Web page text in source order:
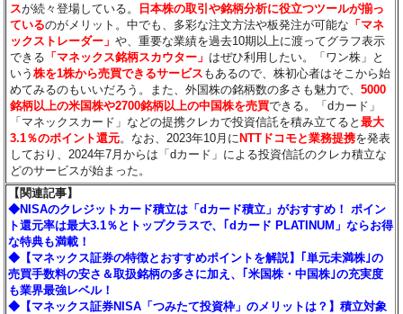
スが続々登場している。
日本株の取引や銘柄分析に役立つツールが揃っ
ているのがメリット。中でも、多彩な注文方法や板発注が可能な 「マネ
ックストレーダー」や、重要な業績を過去10期以上に渡ってグラフ表示
できる 「マネックス銘柄スカウター」 はぜひ利用したい。「ワン株」と
いう株を1株から売買できるサービス もあるので、株初心者はそこから始
めてみるのもいいだろう。また、外国株の銘柄数の多さも魅力で、5000
銘柄以上の米国株や2700銘柄以上の中国株を売買できる。「dカード」
「マネックスカード」などの提携クレカで投資信託を積み立てると最大
3.1％のポイント還元。なお、2023年10月に NTTドコモと業務提携を発表
しており、2024年7月からは「dカード」による投資信託のクレカ積立な
どのサービスが始まった。
【関連記事】
◆NISAのクレジットカード積立は「dカード積立」がおすすめ！ ポイン
ト還元率は最大3.1％とトップクラスで、｢dカード PLATINUM」ならお得
な特典も満載！
◆【マネックス証券の特徴とおすすめポイントを解説】｢単元未満株｣の
売買手数料の安さ＆取扱銘柄の多さに加え、｢米国株・中国株｣の充実度
も業界最強レベル！
◆【マネックス証券NISA「つみたて投資枠」のメリットは？】積立対象